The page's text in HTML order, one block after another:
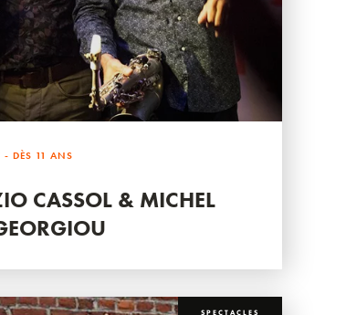
- DÈS 11 ANS
CASSOL & MICHEL
SPECTACLES